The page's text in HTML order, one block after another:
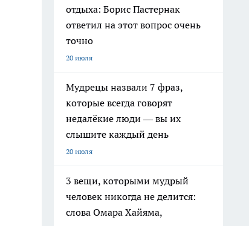
отдыха: Борис Пастернак
ответил на этот вопрос очень
точно
20 июля
Мудрецы назвали 7 фраз,
которые всегда говорят
недалёкие люди — вы их
слышите каждый день
20 июля
3 вещи, которыми мудрый
человек никогда не делится:
слова Омара Хайяма,